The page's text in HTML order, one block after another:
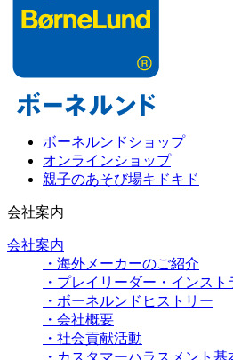
ボーネルンドショップ
オンラインショップ
親子のあそび場キドキド
会社案内
会社案内
・海外メーカーのご紹介
・プレイリーダー・インスト
・ボーネルンドヒストリー
・会社概要
・社会貢献活動